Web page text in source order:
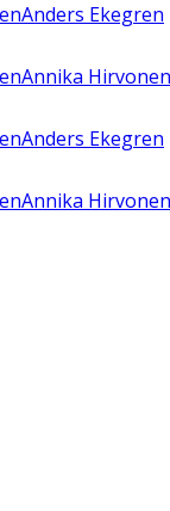
Anders Ekegren
Annika Hirvonen
Anders Ekegren
Annika Hirvonen